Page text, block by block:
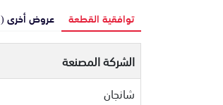
توافقية القطعة عروض أخرى (1)
الشركة المصنعة
شانجان